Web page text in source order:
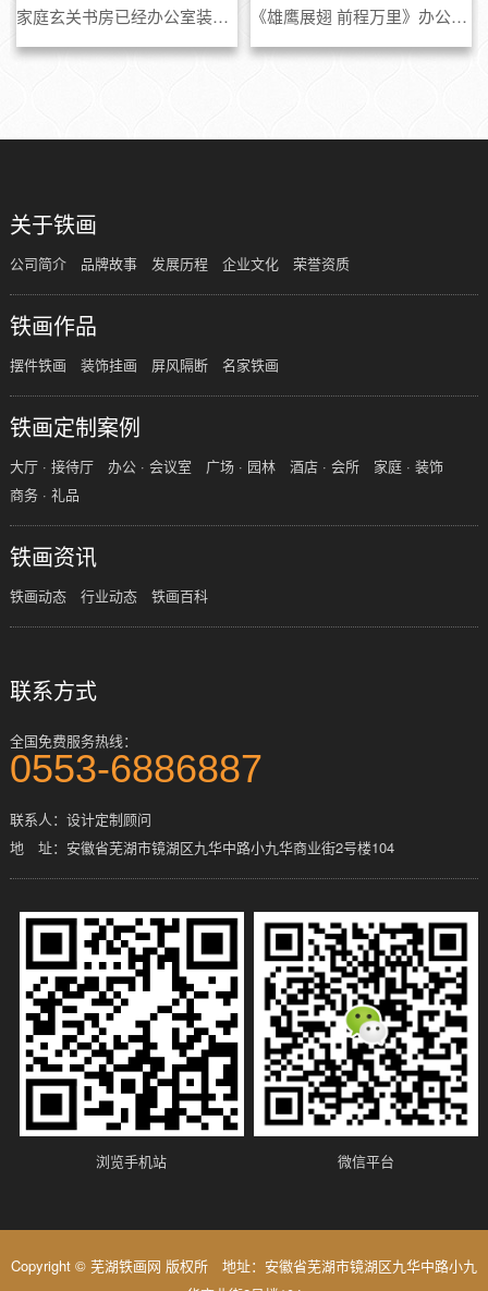
家庭玄关书房已经办公室装饰铁画《马到成功》 《雄鹰展翅 前程万里》办公室会议室装饰铁画
关于铁画
公司简介 品牌故事 发展历程 企业文化 荣誉资质
铁画作品
摆件铁画 装饰挂画 屏风隔断 名家铁画
铁画定制案例
大厅 · 接待厅 办公 · 会议室 广场 · 园林 酒店 · 会所
家庭 · 装饰
商务 · 礼品
铁画资讯
铁画动态 行业动态 铁画百科
联系方式
全国免费服务热线：
0553-6886887
联系人：设计定制顾问
地 址：安徽省芜湖市镜湖区九华中路小九华商业街2号楼104
浏览手机站 微信平台
Copyright © 芜湖铁画网 版权所 地址：安徽省芜湖市镜湖区九华中路小九